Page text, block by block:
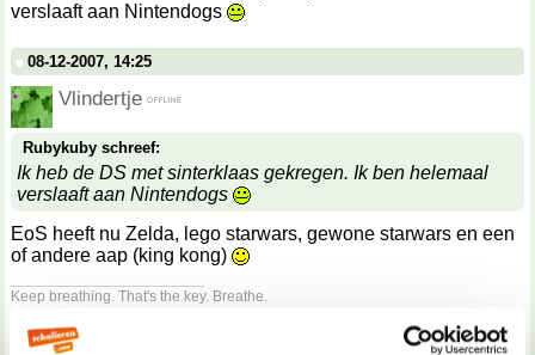
verslaaft aan Nintendogs
08-12-2007, 14:25
Vlindertje
Rubykuby schreef:
Ik heb de DS met sinterklaas gekregen. Ik ben helemaal
verslaaft aan Nintendogs
EoS heeft nu Zelda, lego starwars, gewone starwars en een
of andere aap (king kong)
Keep breathing. That's the key. Breathe.
08-12-2007, 14:25